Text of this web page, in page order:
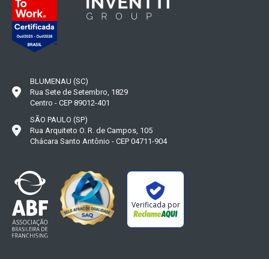
BLUMENAU (SC)
Rua Sete de Setembro, 1829
Centro - CEP 89012-401
SÃO PAULO (SP)
Rua Arquiteto O. R. de Campos, 105
Chácara Santo Antônio - CEP 04711-904
Verificada por